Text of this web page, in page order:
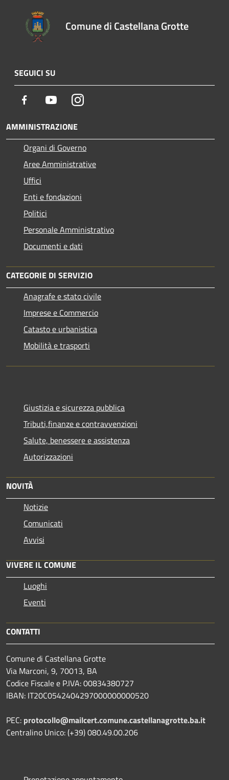
Comune di Castellana Grotte
SEGUICI SU
Facebook YoutubeInstagram
AMMINISTRAZIONE
Organi di Governo
Aree Amministrative
Uffici
Enti e fondazioni
Politici
Personale Amministrativo
Documenti e dati
CATEGORIE DI SERVIZIO
Anagrafe e stato civile
Imprese e Commercio
Catasto e urbanistica
Mobilità e trasporti
Giustizia e sicurezza pubblica
Tributi,finanze e contravvenzioni
Salute, benessere e assistenza
Autorizzazioni
NOVITÀ
Notizie
Comunicati
Avvisi
VIVERE IL COMUNE
Luoghi
Eventi
CONTATTI
Comune di Castellana Grotte
Via Marconi, 9, 70013, BA
Codice Fiscale e P.IVA: 00834380727
IBAN: IT20C0542404297000000000520
PEC: protocollo@mailcert.comune.castellanagrotte.ba.it
Centralino Unico: (+39) 080.49.00.206